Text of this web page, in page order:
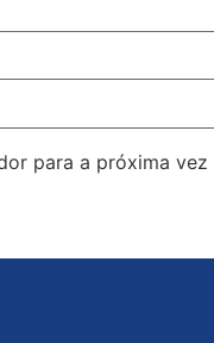
para a próxima vez